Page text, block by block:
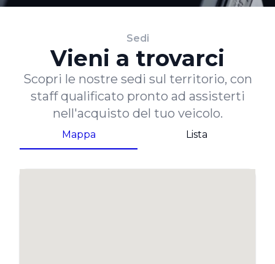
Sedi
Vieni a trovarci
Scopri le nostre sedi sul territorio, con
staff qualificato pronto ad assisterti
nell'acquisto del tuo veicolo.
Mappa Lista